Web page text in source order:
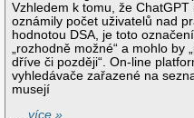
Vzhledem k tomu, že ChatGPT
oznámily počet uživatelů nad
hodnotou DSA, je toto označení
„rozhodně možné“ a mohlo by
dříve či později“. On-line
vyhledávače zařazené na
musejí
…více »